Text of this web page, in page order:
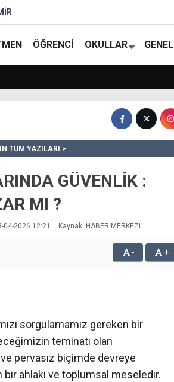
ÖĞRENCI OKULLAR GENEL
TÜM YAZILARI
GÜVENLİK :
MI ?
04-2026 12:21 Kaynak: HABER MERKEZI
- +
sorgulamamız gereken bir
teminatı olan
ve pervasız biçimde devreye
ahlaki ve toplumsal meseledir.